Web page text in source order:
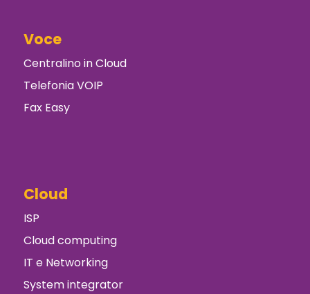
Voce
Centralino in Cloud
Telefonia VOIP
Fax Easy
Cloud
ISP
Cloud computing
IT e Networking
System integrator